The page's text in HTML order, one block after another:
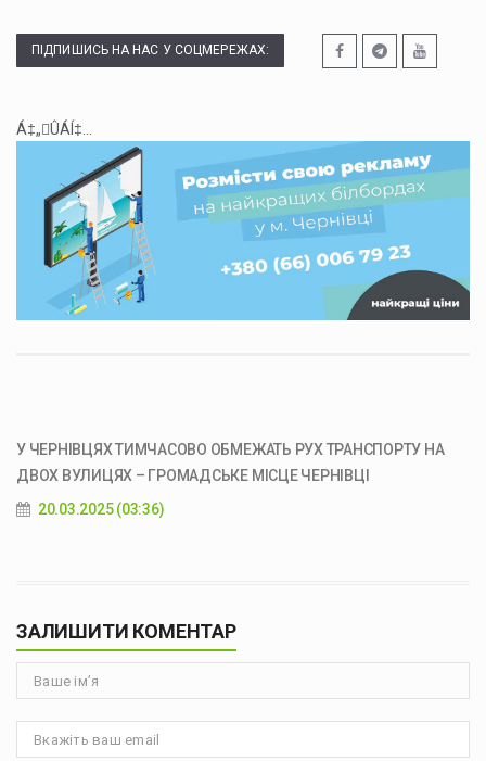
ПІДПИШИСЬ НА НАС У СОЦМЕРЕЖАХ:
Á‡„ÛÁÍ‡...
У ЧЕРНІВЦЯХ ТИМЧАСОВО ОБМЕЖАТЬ РУХ ТРАНСПОРТУ НА
ДВОХ ВУЛИЦЯХ – ГРОМАДСЬКЕ МІСЦЕ ЧЕРНІВЦІ
20.03.2025 (03:36)
ЗАЛИШИТИ КОМЕНТАР